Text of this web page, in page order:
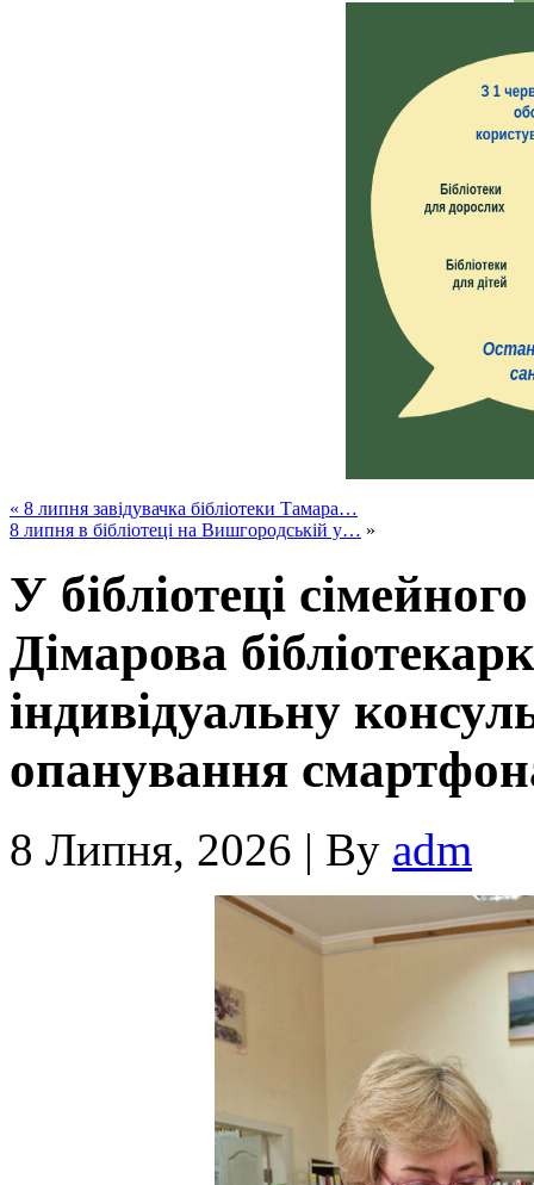
« 8 липня завідувачка бібліотеки Тамара…
8 липня в бібліотеці на Вишгородській у… »
У бібліотеці
Дімарова
індивідуальну
опанування
8 Липня, 2026 | By adm